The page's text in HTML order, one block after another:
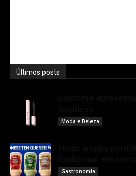
Últimos posts
Moda e Beleza
Gastronomia -